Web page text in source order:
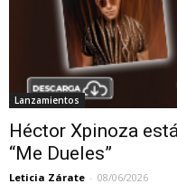
Lanzamientos
Héctor Xpinoza
“Me Dueles”
Leticia Zárate - 08/06/2026